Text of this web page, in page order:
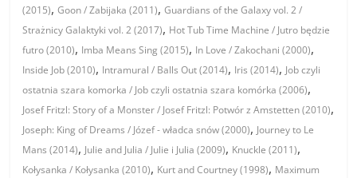
(2015),Goon / Zabijaka (2011),Guardians of the Galaxy vol. 2 /
Strażnicy Galaktyki vol. 2 (2017), Hot Tub Time Machine / Jutro będzie
futro (2010), Imba Means Sing (2015), In Love / Zakochani (2000),
Inside Job (2010), Intramural / Balls Out (2014), Iris (2014), Job czyli
ostatnia szara komorka / Job czyli ostatnia szara komórka (2006),
Josef Fritzl: Story of a Monster / Josef Fritzl: Potwór z Amstetten (2010),
Joseph: King of Dreams / Józef - władca snów (2000), Journey to Le
Mans (2014), Julie and Julia / Julie i Julia (2009), Knuckle (2011),
Kołysanka / Kołysanka (2010), Kurt and Courtney (1998), Maximum